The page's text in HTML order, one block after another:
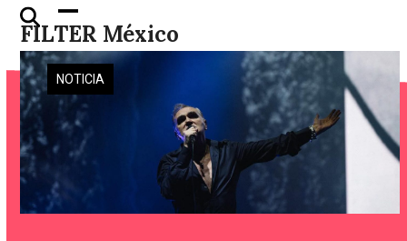
Skip
content
FILTER México
Open
mobile
menu
Close
mobile
menu
NOTICIA